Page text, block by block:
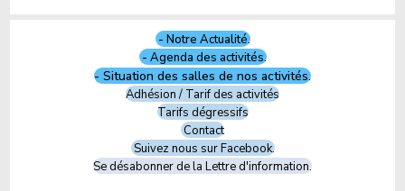
- Notre Actualité.
- Agenda des activités.
- Situation des salles de nos activités.
Adhésion / Tarif des activités
Tarifs dégressifs
Contact
Suivez nous sur Facebook.
Se désabonner de la Lettre d'information.